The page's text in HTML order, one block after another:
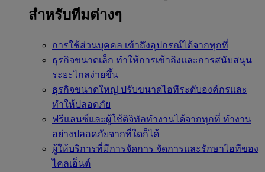
สำหรับทีมต่างๆ
การใช้ส่วนบุคคล เข้าถึงอุปกรณ์ได้จากทุกที่
ธุรกิจขนาดเล็ก ทำให้การเข้าถึงและการสนับสนุน
ระยะไกลง่ายขึ้น
ธุรกิจขนาดใหญ่ ปรับขนาดไอทีระดับองค์กรและ
ทำให้ปลอดภัย
ฟรีแลนซ์และผู้ใช้ดิจิทัลทำงานได้จากทุกที่ ทำงาน
อย่างปลอดภัยจากที่ใดก็ได้
ผู้ให้บริการที่มีการจัดการ จัดการและรักษาไอทีของ
ไคลเอ็นต์